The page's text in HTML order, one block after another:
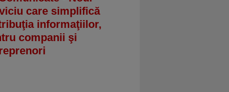
care simplifică
informaţiilor,
companii şi